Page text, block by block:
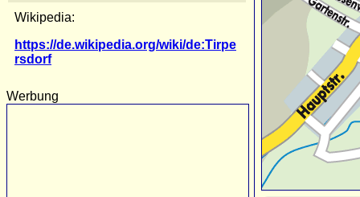
Wikipedia:
https://de.wikipedia.org/wiki/de:Tirpe
rsdorf
Werbung